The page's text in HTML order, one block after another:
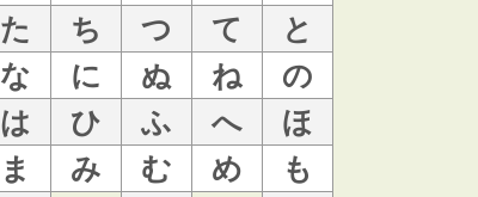
た
ち つ て
と
な
に ぬ ね
の
は
ひ ふ へ
ほ
ま
み む め
も